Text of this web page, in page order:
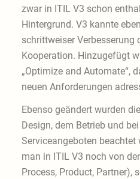
zwar in ITIL V3 schon
Hintergrund. V3 kannte
schrittweiser Verbesserung
Kooperation. Hinzugefügt
„Optimize and Automate“,
neuen Anforderungen
Ebenso geändert wurden
Design, dem Betrieb und
Serviceangeboten beachtet
man in ITIL V3 noch von
Process, Product, Partner),